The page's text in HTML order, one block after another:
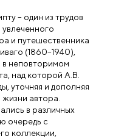
– один из трудов
увлеченного
и путешественника
(1860–1940),
в неповторимом
над которой А.В.
уточняя и дополняя
жизни автора.
в различных
очередь с
коллекции,